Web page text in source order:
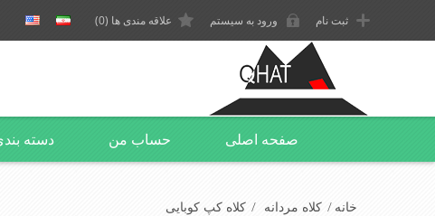
ثبت نام ورود به سیستم علاقه مندی ها (0)
صفحه اصلی حساب من دسته
خانه / کلاه مردانه / کلاه کپ کوبایی